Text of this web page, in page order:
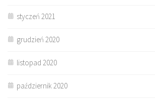
styczeń 2021
grudzień 2020
listopad 2020
październik 2020